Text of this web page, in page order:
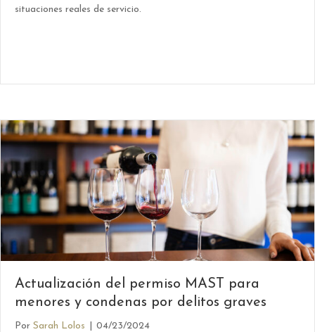
situaciones reales de servicio.
Actualización del permiso MAST para
menores y condenas por delitos graves
Por Sarah Lolos 04/23/2024